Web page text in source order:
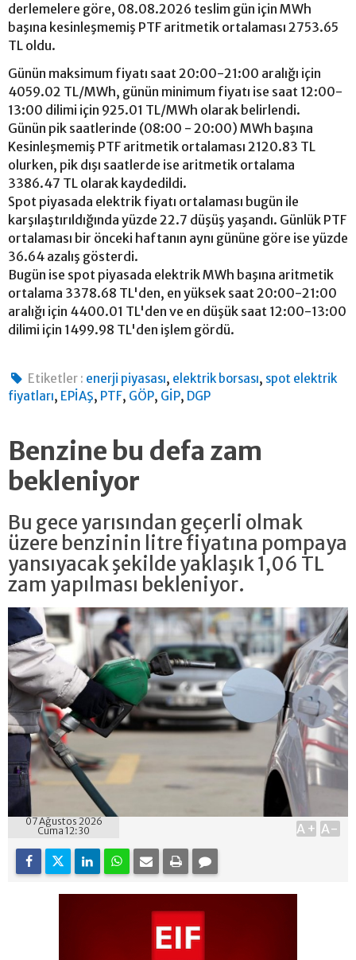
derlemelere göre, 08.08.2026 teslim gün için MWh
başına kesinleşmemiş PTF aritmetik ortalaması 2753.65
TL oldu.
Günün maksimum fiyatı saat 20:00-21:00 aralığı için
4059.02 TL/MWh, günün minimum fiyatı ise saat 12:00-
13:00 dilimi için 925.01 TL/MWh olarak belirlendi.
Günün pik saatlerinde (08:00 - 20:00) MWh başına
Kesinleşmemiş PTF aritmetik ortalaması 2120.83 TL
olurken, pik dışı saatlerde ise aritmetik ortalama
3386.47 TL olarak kaydedildi.
Spot piyasada elektrik fiyatı ortalaması bugün ile
karşılaştırıldığında yüzde 22.7 düşüş yaşandı. Günlük PTF
ortalaması bir önceki haftanın aynı gününe göre ise yüzde
36.64 azalış gösterdi.
Bugün ise spot piyasada elektrik MWh başına aritmetik
ortalama 3378.68 TL'den, en yüksek saat 20:00-21:00
aralığı için 4400.01 TL'den ve en düşük saat 12:00-13:00
dilimi için 1499.98 TL'den işlem gördü.
Etiketler : enerji piyasası, elektrik borsası, spot elektrik
fiyatları, EPİAŞ, PTF, GÖP, GİP, DGP
Benzine bu defa zam
bekleniyor
Bu gece yarısından geçerli olmak
üzere benzinin litre fiyatına pompaya
yansıyacak şekilde yaklaşık 1,06 TL
zam yapılması bekleniyor.
07 Ağustos 2026
Cuma 12:30
A+ A-